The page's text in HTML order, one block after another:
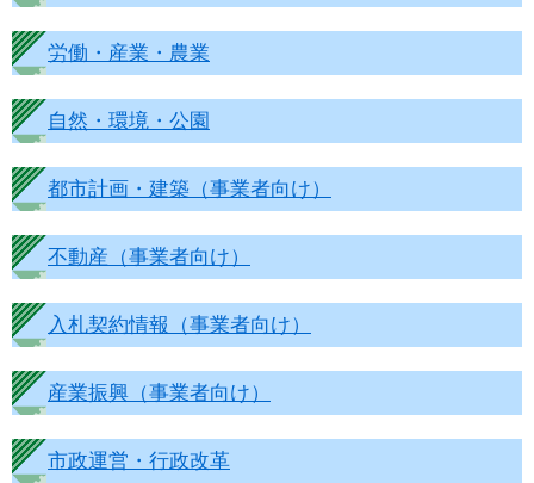
労働・産業・農業
自然・環境・公園
都市計画・建築（事業者向け）
不動産（事業者向け）
入札契約情報（事業者向け）
産業振興（事業者向け）
市政運営・行政改革